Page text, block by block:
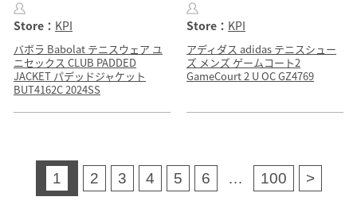
Store： KPI
バボラ Babolat テニスウェア ユ
ニセックス CLUB PADDED
JACKET パデッドジャケット
BUT4162C 2024SS
Store： KPI
アディダス adidas テニスシュー
ズ メンズ ゲームコート2
GameCourt 2 U OC GZ4769
1 2 3 4 5 6 … 100 >